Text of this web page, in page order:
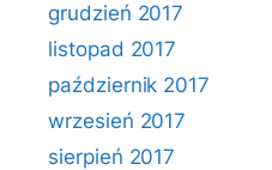
grudzień 2017
listopad 2017
październik 2017
wrzesień 2017
sierpień 2017